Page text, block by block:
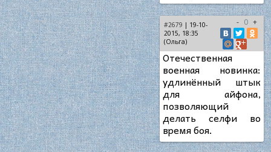
#2679 | 19-10-
2015, 18:35
(Ольга)
- 0 +
Отечественная
военная новинка:
удлинённый штык
для айфона,
позволяющий
делать селфи во
время боя.